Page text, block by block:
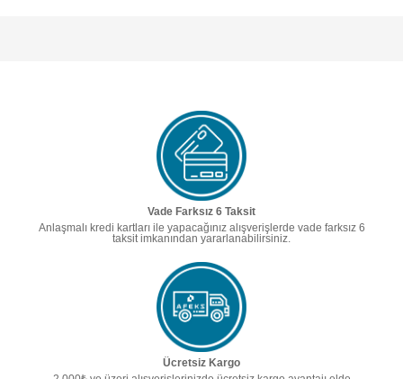
Vade Farksız 6 Taksit
Anlaşmalı kredi kartları ile yapacağınız alışverişlerde vade farksız 6
taksit imkanından yararlanabilirsiniz.
Ücretsiz Kargo